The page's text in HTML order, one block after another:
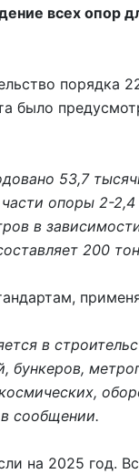
всех опор
порядка
было
53,7
опоры 2-2,4
в
200
в
бункеров,
сообщении.
на 2025 год.